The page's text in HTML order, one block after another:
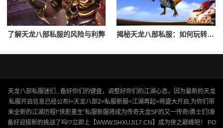
了解天龙八部私服的风险与利弊 揭秘天龙八部私服：如何玩转不一样的江湖
天龙八部私服迷们...备好你们的键盘，调整好你们的江湖心态，因为最新的天龙
私服开启信息已经公布!<天龙八部2>私服新服<江湖再起>将盛大开启,为你们带
来全新的江湖历程!“侠影重生”私服新服将成为传奇天龙SF的又一传奇!勇士们!准
备好迎接新的挑战了吗!?立即上【WWW.SHXUJI17.CN】成为侠之巅峰吧！ PO